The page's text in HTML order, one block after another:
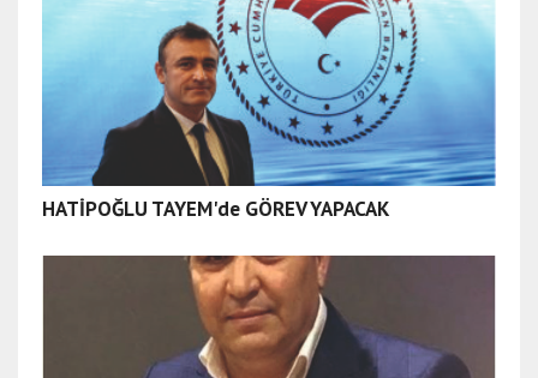
HATİPOĞLU TAYEM'de GÖREV YAPACAK